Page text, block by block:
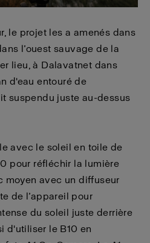
le projet les a amenés dans
l’ouest sauvage de la
lieu, à Dalavatnet dans
d'eau entouré de
suspendu juste au-dessus
avec le soleil en toile de
pour réfléchir la lumière
moyen avec un diffuseur
de l’appareil pour
du soleil juste derrière
d'utiliser le B10 en